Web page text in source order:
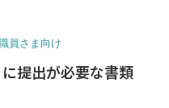
員さま向け
提出が必要な書類